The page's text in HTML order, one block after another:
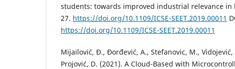
students: towards improved industrial relevance in
27. https://doi.org/10.1109/ICSE-SEET.2019.00011
https://doi.org/10.1109/ICSE-SEET.2019.00011
Mijailović, Đ., Đorđević, A., Stefanovic, M., Vidojević,
Projović, D. (2021). A Cloud-Based with